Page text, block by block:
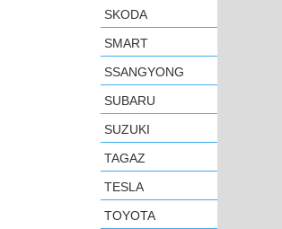
SKODA
SMART
SSANGYONG
SUBARU
SUZUKI
TAGAZ
TESLA
TOYOTA